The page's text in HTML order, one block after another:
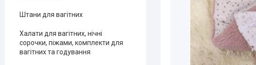
Штани для вагітних
Халати для вагітних, нічні
сорочки, піжами, комплекти для
вагітних та годування